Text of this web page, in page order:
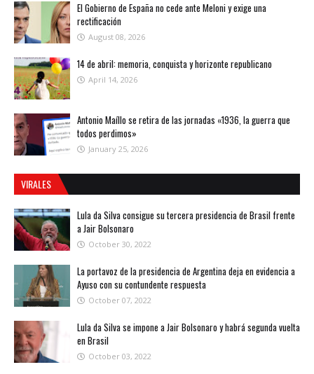
El Gobierno de España no cede ante Meloni y exige una
rectificación
August 08, 2026
14 de abril: memoria, conquista y horizonte republicano
April 14, 2026
Antonio Maíllo se retira de las jornadas «1936, la guerra que
todos perdimos»
January 25, 2026
VIRALES
Lula da Silva consigue su tercera presidencia de Brasil frente
a Jair Bolsonaro
October 30, 2022
La portavoz de la presidencia de Argentina deja en evidencia a
Ayuso con su contundente respuesta
October 07, 2022
Lula da Silva se impone a Jair Bolsonaro y habrá segunda vuelta
en Brasil
October 03, 2022